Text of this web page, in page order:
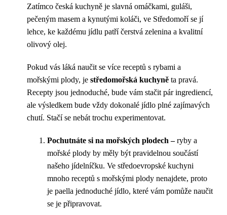
Zatímco česká kuchyně je slavná omáčkami, guláši,
pečeným masem a kynutými koláči, ve Středomoří se jí
lehce, ke každému jídlu patří čerstvá zelenina a kvalitní
olivový olej.
Pokud vás láká naučit se více receptů s rybami a
mořskými plody, je středomořská kuchyně ta pravá.
Recepty jsou jednoduché, bude vám stačit pár ingrediencí,
ale výsledkem bude vždy dokonalé jídlo plné zajímavých
chutí. Stačí se nebát trochu experimentovat.
Pochutnáte si na mořských plodech –ryby a
mořské plody by měly být pravidelnou součástí
našeho jídelníčku. Ve středoevropské kuchyni
mnoho receptů s mořskými plody nenajdete, proto
je paella jednoduché jídlo, které vám pomůže naučit
se je připravovat.